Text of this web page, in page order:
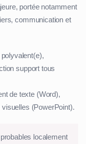
portée notamment
communication et
support tous
de texte (Word),
(PowerPoint).
localement